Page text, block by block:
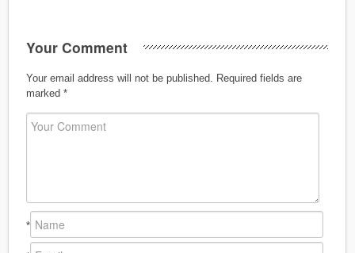
Your Comment
Your email address will not be published.
Required fields are
marked *
*